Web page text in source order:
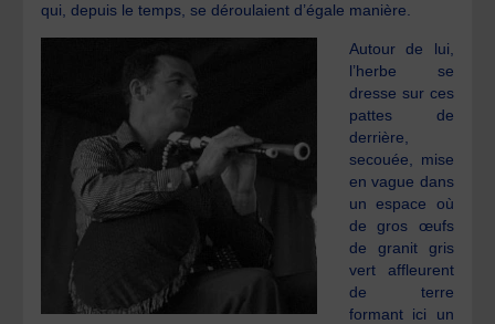
qui, depuis le temps, se déroulaient d’égale manière.
Autour de lui,
l’herbe se
dresse sur ces
pattes de
derrière,
secouée, mise
en vague dans
un espace où
de gros œufs
de granit gris
vert affleurent
de terre
formant ici un